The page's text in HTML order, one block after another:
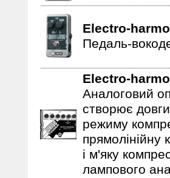
Electro-
Педаль-
Electro-
Аналоговий
створює
режиму
прямолінійну
і м'яку
лампового